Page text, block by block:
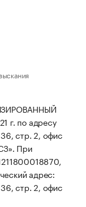
г. по адресу
стр. 2, офис
При
адрес:
стр. 2, офис